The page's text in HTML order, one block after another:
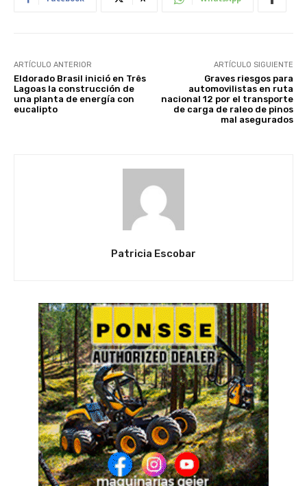
ARTÍCULO ANTERIOR
Eldorado Brasil inició en Três
Lagoas la construcción de
una planta de energía con
eucalipto
ARTÍCULO SIGUIENTE
Graves riesgos para
automovilistas en ruta
nacional 12 por el transporte
de carga de raleo de pinos
mal asegurados
Patricia Escobar